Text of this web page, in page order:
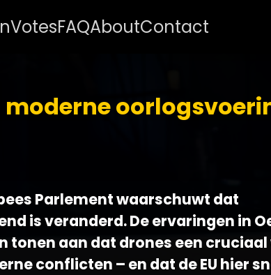
VotesFAQAboutContact
moderne
Parlement waarschuwt dat
is veranderd. De ervaringen in
tonen aan dat drones een cruciaal
conflicten – en dat de EU hier